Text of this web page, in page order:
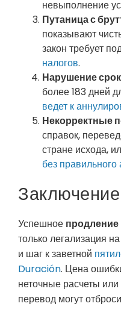
невыполнение
Путаница с
показывают
закон требует
налогов.
Нарушение
более 183 дней
ведет к
Некорректные
справок,
стране исхода,
без правильного
Заключение
Успешное
только легализация
и шаг к заветной
Duración. Цена
неточные расчеты
перевод могут